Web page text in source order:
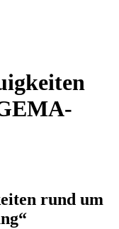
rund um